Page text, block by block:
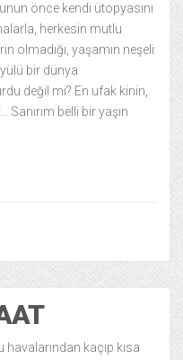
önce kendi ütopyasını
herkesin mutlu
olmadığı, yaşamın neşeli
bir dünya
değil mi? En ufak kinin,
Sanırım belli bir yaşın
kaçıp kısa